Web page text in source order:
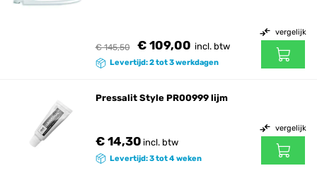
€ 109,00 incl. btw
€ 145,50
Levertijd: 2 tot 3 werkdagen
vergelijk
Pressalit Style PR00999 lijm
€ 14,30 incl. btw
Levertijd: 3 tot 4 weken
vergelijk